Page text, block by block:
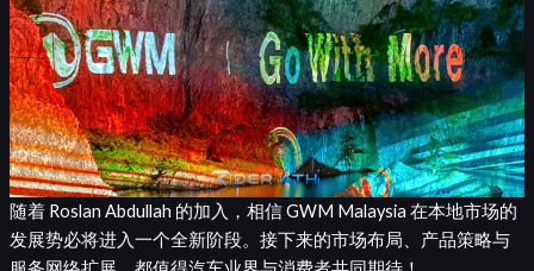
随着 Roslan Abdullah 的加入，相信 GWM Malaysia 在本地市场的
发展势必将进入一个全新阶段。接下来的市场布局、产品策略与